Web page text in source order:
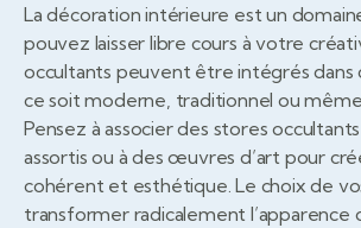
La décoration intérieure est un
pouvez laisser libre cours à votre
occultants peuvent être intégrés dans
ce soit moderne, traditionnel ou
Pensez à associer des stores
assortis ou à des œuvres d’art pour
cohérent et esthétique. Le choix de
transformer radicalement l’apparence